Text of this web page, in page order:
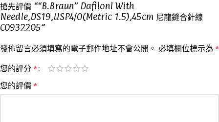
搶先評價 ““B.Braun” Dafilonl With
Needle,DS19,USP4/0(Metric 1.5),45cm 尼龍鏠合針線
C0932205”
發佈留言必須填寫的電子郵件地址不會公開。 必填欄位標示為 *
您的評分 *
您的評價 *